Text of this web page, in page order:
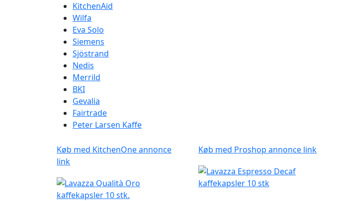
KitchenAid
Wilfa
Eva Solo
Siemens
Sjöstrand
Nedis
Merrild
BKI
Gevalia
Fairtrade
Peter Larsen Kaffe
Køb med KitchenOne annonce
link
Køb med Proshop annonce link